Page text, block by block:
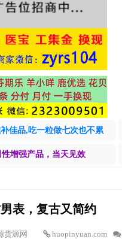
佳品,吃一粒做七次也不累
性增强产品，当天见效
表，复古又简约
货源网 huopinyuan.com